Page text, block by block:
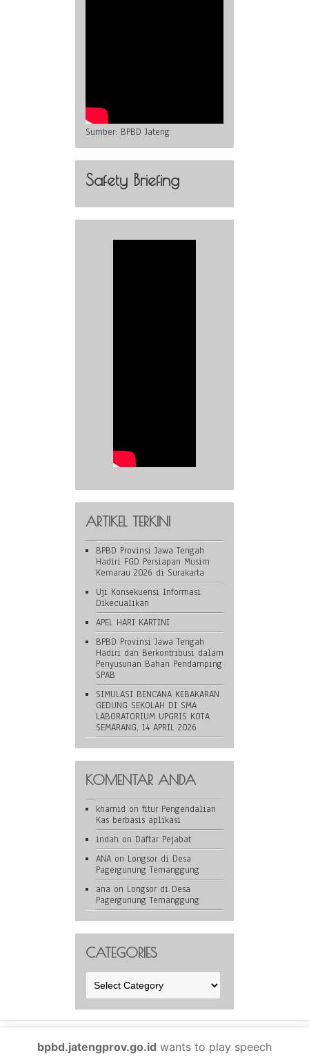
Sumber: BPBD Jateng
Safety Briefing
ARTIKEL TERKINI
BPBD Provinsi Jawa Tengah
Hadiri FGD Persiapan Musim
Kemarau 2026 di Surakarta
Uji Konsekuensi Informasi
Dikecualikan
APEL HARI KARTINI
BPBD Provinsi Jawa Tengah
Hadiri dan Berkontribusi dalam
Penyusunan Bahan Pendamping
SPAB
SIMULASI BENCANA KEBAKARAN
GEDUNG SEKOLAH DI SMA
LABORATORIUM UPGRIS KOTA
SEMARANG, 14 APRIL 2026
KOMENTAR ANDA
khamid on fitur Pengendalian
Kas berbasis aplikasi
indah on Daftar Pejabat
ANA on Longsor di Desa
Pagergunung Temanggung
ana on Longsor di Desa
Pagergunung Temanggung
CATEGORIES
Categories
BPBD Provinsi Jawa Tengah is proudly powered by WordPress
bpbd.jatengprov.go.id wants to play speech